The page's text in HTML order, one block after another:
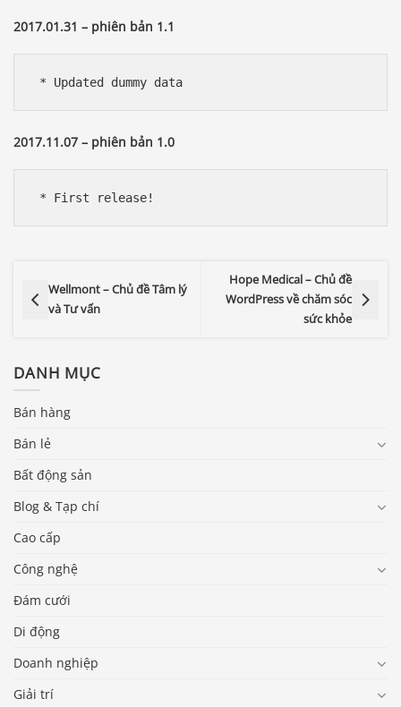
2017.01.31 – phiên bản 1.1
* Updated dummy data
2017.11.07 – phiên bản 1.0
* First release!
Wellmont – Chủ đề Tâm lý
và Tư vấn
Hope Medical – Chủ đề
WordPress về chăm sóc
sức khỏe
DANH MỤC
Bán hàng
Bán lẻ
Bất động sản
Blog & Tạp chí
Cao cấp
Công nghệ
Đám cưới
Di động
Doanh nghiệp
Giải trí